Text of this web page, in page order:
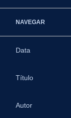
NAVEGAR
Data
Título
Autor